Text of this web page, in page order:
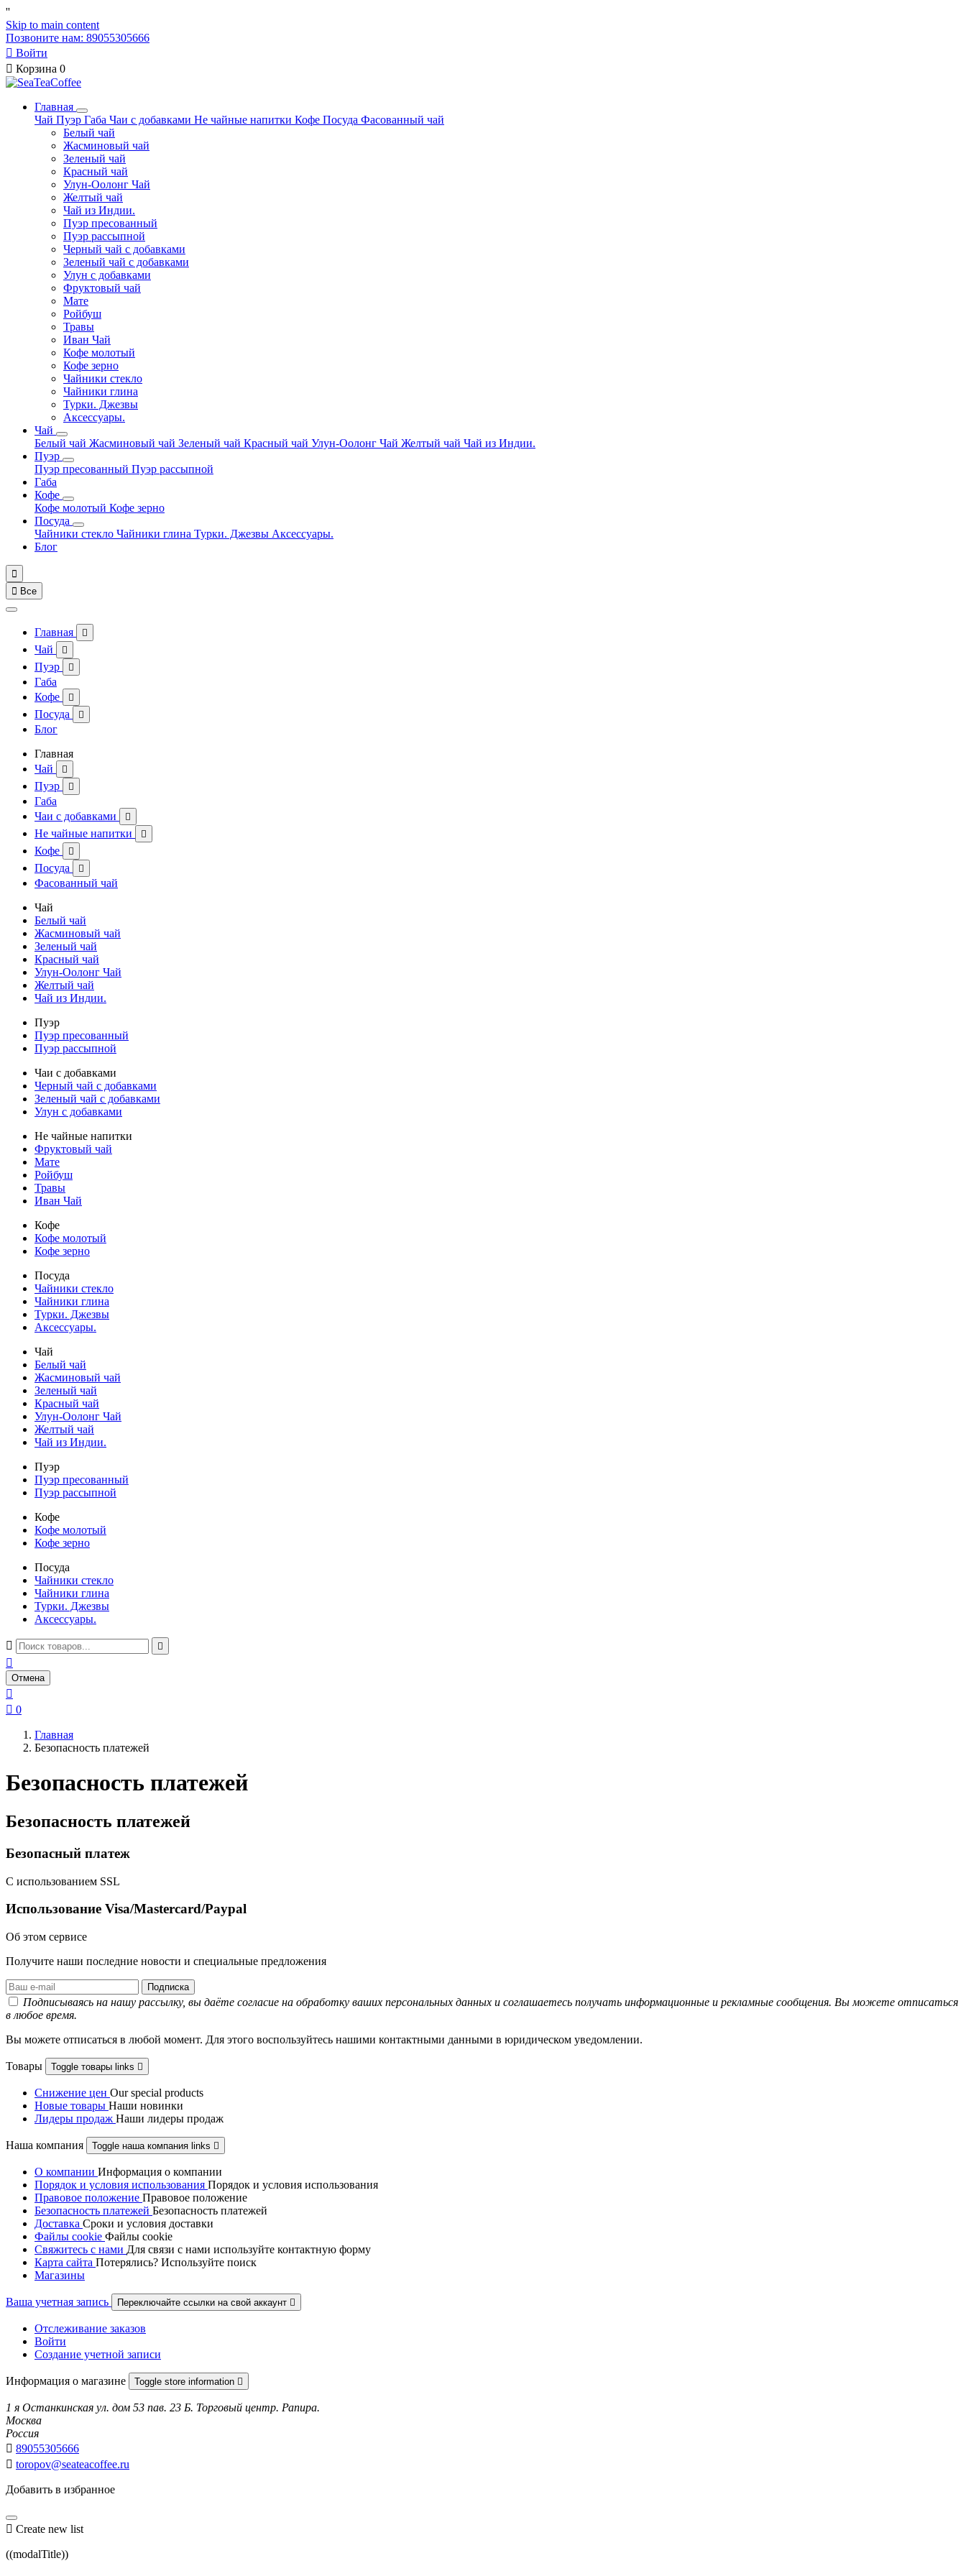
''
Skip to main content
Позвоните нам: 89055305666
 Войти
 Корзина 0
Главная
Чай Пуэр Габа Чаи с добавками Не чайные напитки Кофе Посуда Фасованный чай
Белый чай
Жасминовый чай
Зеленый чай
Красный чай
Улун-Оолонг Чай
Желтый чай
Чай из Индии.
Пуэр пресованный
Пуэр рассыпной
Черный чай с добавками
Зеленый чай с добавками
Улун с добавками
Фруктовый чай
Мате
Ройбуш
Травы
Иван Чай
Кофе молотый
Кофе зерно
Чайники стекло
Чайники глина
Турки. Джезвы
Аксессуары.
Чай
Белый чай Жасминовый чай Зеленый чай Красный чай Улун-Оолонг Чай Желтый чай Чай из Индии.
Пуэр
Пуэр пресованный Пуэр рассыпной
Габа
Кофе
Кофе молотый Кофе зерно
Посуда
Чайники стекло Чайники глина Турки. Джезвы Аксессуары.
Блог

 Все
Главная 
Чай 
Пуэр 
Габа
Кофе

Посуда 
Блог
Главная
Чай

Пуэр 
Габа
Чаи с добавками

Не чайные напитки 
Кофе 
Посуда 
Фасованный чай
Чай
Белый чай
Жасминовый чай
Зеленый чай
Красный чай
Улун-Оолонг Чай
Желтый чай
Чай из Индии.
Пуэр
Пуэр пресованный
Пуэр рассыпной
Чаи с добавками
Черный чай с добавками
Зеленый чай с добавками
Улун с добавками
Не чайные напитки
Фруктовый чай
Мате
Ройбуш
Травы
Иван Чай
Кофе
Кофе молотый
Кофе зерно
Посуда
Чайники стекло
Чайники глина
Турки. Джезвы
Аксессуары.
Чай
Белый чай
Жасминовый чай
Зеленый чай
Красный чай
Улун-Оолонг Чай
Желтый чай
Чай из Индии.
Пуэр
Пуэр пресованный
Пуэр рассыпной
Кофе
Кофе молотый
Кофе зерно
Посуда
Чайники стекло
Чайники глина
Турки. Джезвы
Аксессуары.
 

Отмена

 0
Главная
Безопасность платежей
Безопасность платежей
Безопасность платежей
Безопасный платеж
С использованием SSL
Использование Visa/Mastercard/Paypal
Об этом сервисе
Получите наши последние новости и специальные предложения
Подписываясь на нашу рассылку, вы даёте согласие на обработку ваших персональных данных и соглашаетесь получать информационные и рекламные сообщения. Вы можете отписаться
в любое время.
Вы можете отписаться в любой момент. Для этого воспользуйтесь нашими контактными данными в юридическом уведомлении.
Товары Toggle товары links 
Снижение цен Our special products
Новые товары Наши новинки
Лидеры продаж Наши лидеры продаж
Наша компания Toggle наша компания links 
О компании Информация о компании
Порядок и условия использования Порядок и условия использования
Правовое положение Правовое положениe
Безопасность платежей Безопасность платежей
Доставка Сроки и условия доставки
Файлы cookie Файлы cookie
Свяжитесь с нами Для связи с нами используйте контактную форму
Карта сайта Потерялись? Используйте поиск
Магазины
Ваша учетная запись Переключайте ссылки на свой аккаунт 
Отслеживание заказов
Войти
Создание учетной записи
Информация о магазине Toggle store information 
1 я Останкинская ул. дом 53 пав. 23 Б. Торговый центр. Рапира.
Москва
Россия
 89055305666
 toropov@seateacoffee.ru
Добавить в избранное
 Create new list
((modalTitle))